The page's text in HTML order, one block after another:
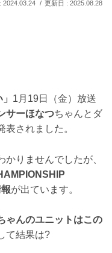
2024.03.24 2025.08.28
1月19日（金）放送
サーほなつちゃんとダ
されました。
りませんでしたが、
が出ています。
ゃんのユニットはこの
て結果は?